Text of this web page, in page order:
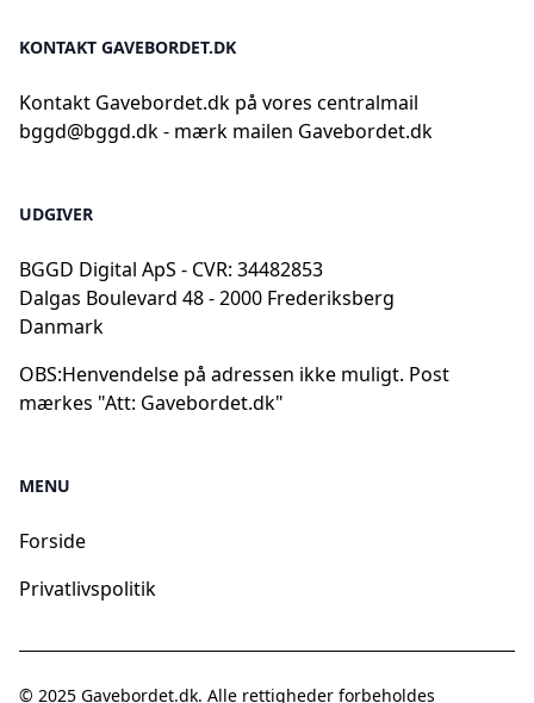
KONTAKT GAVEBORDET.DK
Kontakt Gavebordet.dk på vores centralmail
bggd@bggd.dk- mærk mailen Gavebordet.dk
UDGIVER
BGGD Digital ApS - CVR: 34482853
Dalgas Boulevard 48 - 2000 Frederiksberg
Danmark
OBS:Henvendelse på adressen ikke muligt. Post
mærkes "Att: Gavebordet.dk"
MENU
Forside
Privatlivspolitik
© 2025 Gavebordet.dk. Alle rettigheder forbeholdes